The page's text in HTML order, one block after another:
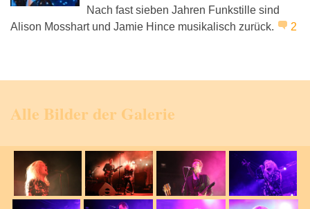
Nach fast sieben Jahren Funkstille sind
Alison Mosshart und Jamie Hince musikalisch zurück.
2
Alle Bilder der Galerie